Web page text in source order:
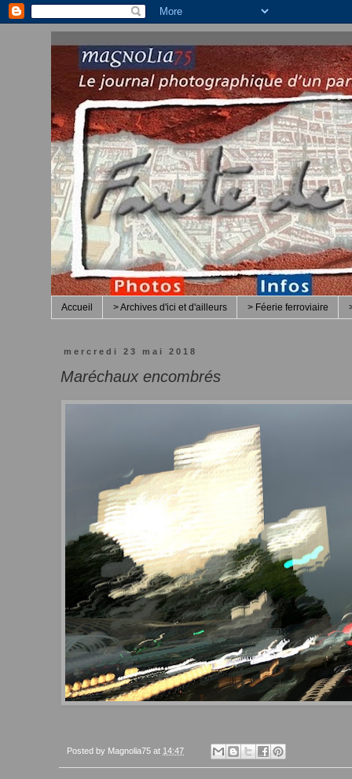
Accueil > Archives d'ici et d'ailleurs > Féerie ferroviaire
mercredi 23 mai 2018
Maréchaux encombrés
Posted by Magnolia75 at 14:47